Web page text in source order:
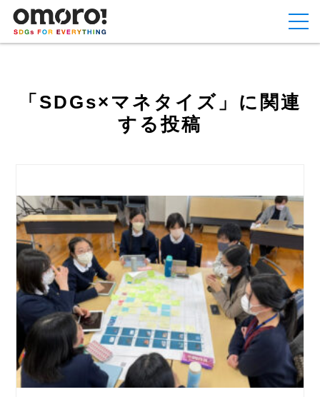
「SDGs×マネタイズ」に関連
する投稿